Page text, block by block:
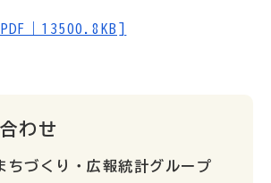
｜13500.8KB]
わせ
ちづくり・広報統計グループ